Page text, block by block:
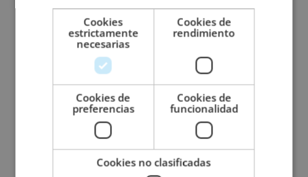
Objetivos de la formación
El objetivo de esta formación es proporcionar
a los estudiantes los conocimientos teóricos y
habilidades prácticas necesarios para
desempeñar un papel fundamental en el
campo de la salud bucodental. Al final de
esta formación, los alumnos estarán
preparados para promover la prevención de
enfermedades orales, educar a los pacientes
Cookies
estrictamente
necesarias
Cookies de
rendimiento
Cookies de
preferencias
Cookies de
funcionalidad
Cookies no clasificadas